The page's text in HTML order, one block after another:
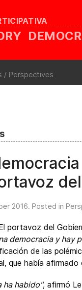
/ Perspectives
2016. Posted in
portavoz del
democracia y hay
de las
que había
ha habido", afirmó